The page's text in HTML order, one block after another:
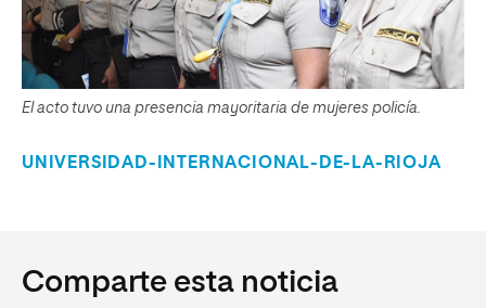
El acto tuvo una presencia mayoritaria de mujeres policía.
UNIVERSIDAD-INTERNACIONAL-DE-LA-RIOJA
Comparte esta noticia